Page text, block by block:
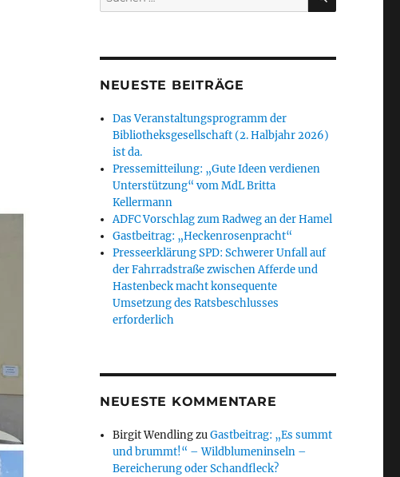
nach:
NEUESTE BEITRÄGE
Das Veranstaltungsprogramm der
Bibliotheksgesellschaft (2. Halbjahr 2026)
ist da.
Pressemitteilung: „Gute Ideen verdienen
Unterstützung“ vom MdL Britta
Kellermann
ADFC Vorschlag zum Radweg an der Hamel
Gastbeitrag: „Heckenrosenpracht“
Presseerklärung SPD: Schwerer Unfall auf
der Fahrradstraße zwischen Afferde und
Hastenbeck macht konsequente
Umsetzung des Ratsbeschlusses
erforderlich
NEUESTE KOMMENTARE
Birgit WendlingzuGastbeitrag: „Es summt
und brummt!“ – Wildblumeninseln –
Bereicherung oder Schandfleck?